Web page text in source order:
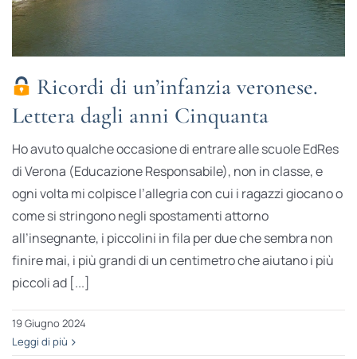
Ricordi di un’infanzia veronese.
Lettera dagli anni Cinquanta
Ho avuto qualche occasione di entrare alle scuole EdRes
di Verona (Educazione Responsabile), non in classe, e
ogni volta mi colpisce l’allegria con cui i ragazzi giocano o
come si stringono negli spostamenti attorno
all’insegnante, i piccolini in fila per due che sembra non
finire mai, i più grandi di un centimetro che aiutano i più
piccoli ad [...]
19 Giugno 2024
Leggi di più